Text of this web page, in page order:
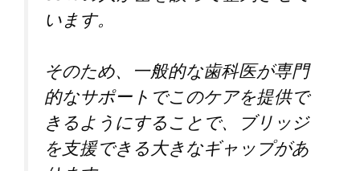
います。
そのため、一般的な歯科医が専門
的なサポートでこのケアを提供で
きるようにすることで、ブリッジ
を支援できる大きなギャップがあ